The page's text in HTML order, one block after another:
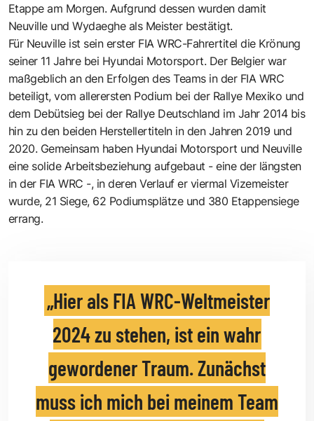
Etappe am Morgen. Aufgrund dessen wurden damit
Neuville und Wydaeghe als Meister bestätigt.
Für Neuville ist sein erster FIA WRC-Fahrertitel die Krönung
seiner 11 Jahre bei Hyundai Motorsport. Der Belgier war
maßgeblich an den Erfolgen des Teams in der FIA WRC
beteiligt, vom allerersten Podium bei der Rallye Mexiko und
dem Debütsieg bei der Rallye Deutschland im Jahr 2014 bis
hin zu den beiden Herstellertiteln in den Jahren 2019 und
2020. Gemeinsam haben Hyundai Motorsport und Neuville
eine solide Arbeitsbeziehung aufgebaut - eine der längsten
in der FIA WRC -, in deren Verlauf er viermal Vizemeister
wurde, 21 Siege, 62 Podiumsplätze und 380 Etappensiege
errang.
Hier als FIA WRC-Weltmeister
2024 zu stehen, ist ein wahr
gewordener Traum. Zunächst
muss ich mich bei meinem Team